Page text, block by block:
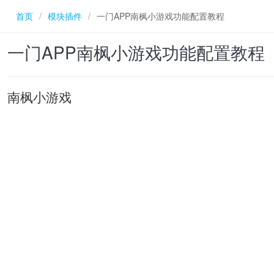
首页 / 模块插件 / 一门APP南枫小游戏功能配置教程
一门APP南枫小游戏功能配置教程
南枫小游戏